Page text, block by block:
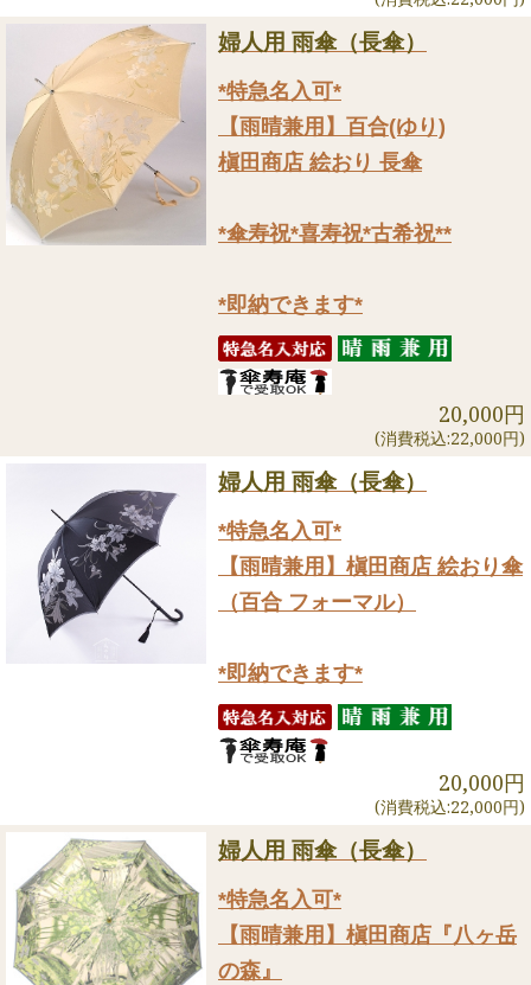
婦人用 雨傘（長傘）
*特急名入可*
【雨晴兼用】百合(ゆり)
槇田商店 絵おり 長傘
*傘寿祝*喜寿祝*古希祝**
*即納できます*
20,000円
(消費税込:22,000円)
婦人用 雨傘（長傘）
*特急名入可*
【雨晴兼用】槇田商店 絵おり傘
（百合 フォーマル）
*即納できます*
20,000円
(消費税込:22,000円)
婦人用 雨傘（長傘）
*特急名入可*
【雨晴兼用】槇田商店『八ヶ岳
の森』